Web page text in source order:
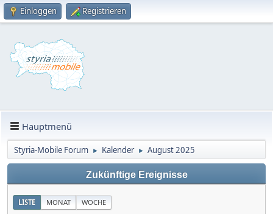
Einloggen Registrieren
Hauptmenü
Styria-Mobile Forum ► Kalender ► August 2025
Zukünftige Ereignisse
LISTE MONAT WOCHE